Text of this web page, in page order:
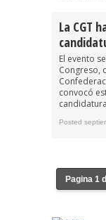
La CGT
El evento
Congreso,
convocó
Posted
Pagina 1